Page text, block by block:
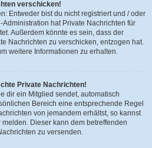
verschicken!
Entweder bist du nicht registriert und / oder
hat Private Nachrichten für
Außerdem könnte es sein, dass der
Nachrichten zu verschicken, entzogen hat.
weitere Informationen zu erhalten.
Private Nachrichten!
dir ein Mitglied sendet, automatisch
Bereich eine entsprechende Regel
von jemandem erhältst, so kannst
Dieser kann dem betreffenden
zu versenden.